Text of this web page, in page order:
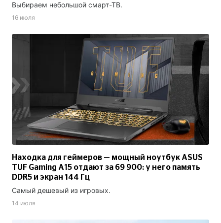
Выбираем небольшой смарт-ТВ.
16 июля
Находка для геймеров — мощный ноутбук ASUS
TUF Gaming A15 отдают за 69 900: у него память
DDR5 и экран 144 Гц
Самый дешевый из игровых.
14 июля